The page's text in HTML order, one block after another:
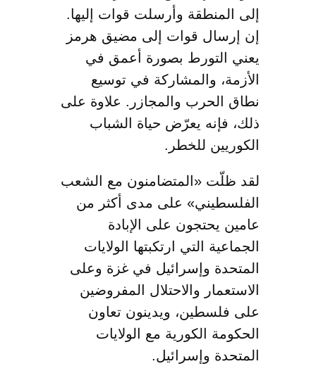
إلى المنطقة وأرسلت قوات إليها.
إن إرسال قوات إلى مضيق هرمز
يعني التورط بصورة أعمق في
الأزمة، والمشاركة في توسيع
نطاق الحرب والمجازر. علاوة على
ذلك، فإنه يعرّض حياة الشباب
الكوريين للخطر.
لقد ظلّت «المتضامنون مع الشعب
الفلسطيني» على مدى أكثر من
عامين يحتجون على الإبادة
الجماعية التي ارتكبتها الولايات
المتحدة وإسرائيل في غزة وعلى
الاستعمار والاحتلال المفروضين
على فلسطين، ويدينون تعاون
الحكومة الكورية مع الولايات
المتحدة وإسرائيل.